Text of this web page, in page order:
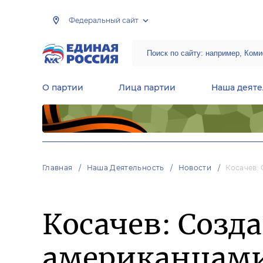
Федеральный сайт
О партии Лица партии Наша
Главная Наша Деятельность Новости Косачев:
Косачев: